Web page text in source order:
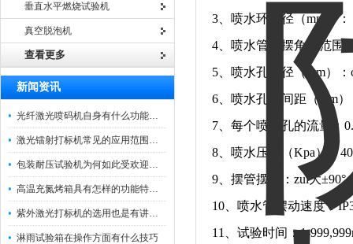
垂直水平燃烧试验机
真空脱泡机
查看更多
新闻资讯
光纤激光喷码机自身有什么功能？不妨看看下文
激光镭射打标机常见的应用范围如下
包装耐压试验机为何如此受欢迎呢？
高温充氮烤箱具有怎样的功能特点呢？
紫外激光打标机的选用也是有讲究的
淋雨试验箱在操作方面有什么技巧
3、喷水环半径（mm）：
4、喷水管摇摆角度范围
5、喷水孔直径（mm）：
6、喷水孔径间距（mm）
7、每个喷水孔的流量：
8、喷水压力（Kpa）：
9、摆管摆幅：zui大±90°
10、喷水管摆动速度：
11、试验时间：1-